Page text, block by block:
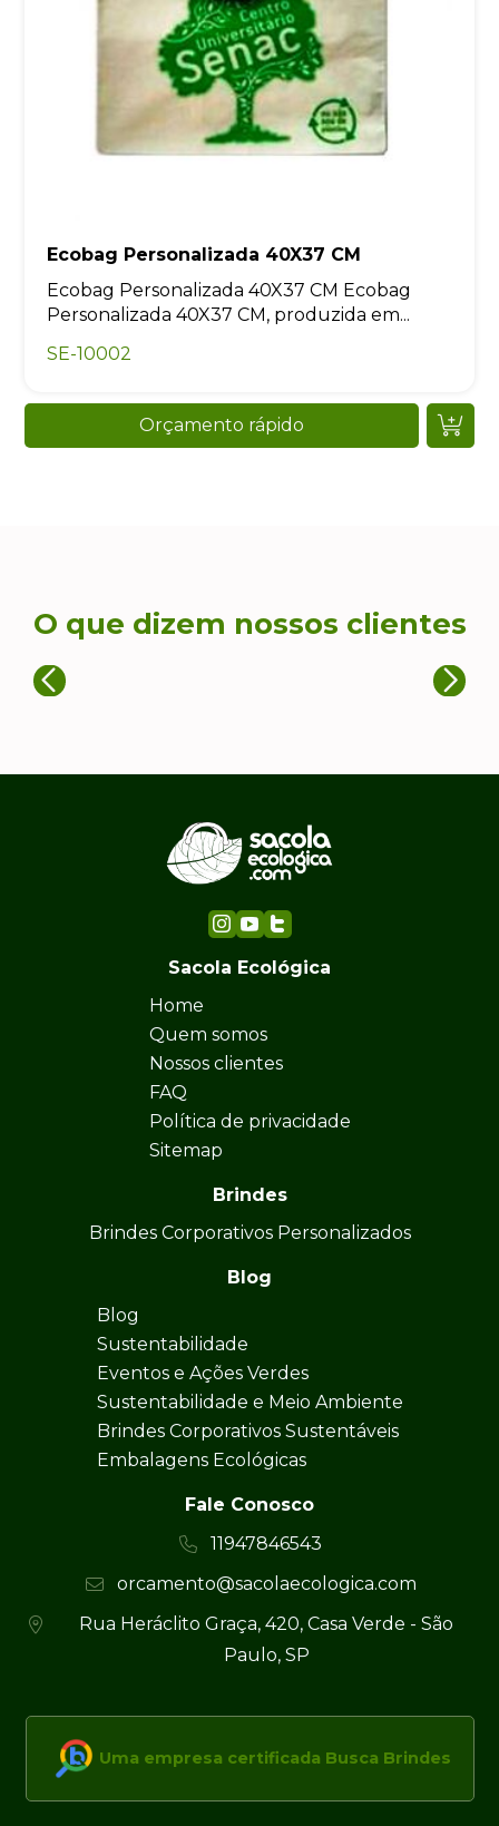
Ecobag Personalizada 40X37 CM
Ecobag Personalizada 40X37 CM Ecobag
Personalizada 40X37 CM, produzida em...
SE-10002
Orçamento rápido
O que dizem nossos clientes
Sacola Ecológica
Home
Quem somos
Nossos clientes
FAQ
Política de privacidade
Sitemap
Brindes
Brindes Corporativos Personalizados
Blog
Blog
Sustentabilidade
Eventos e Ações Verdes
Sustentabilidade e Meio Ambiente
Brindes Corporativos Sustentáveis
Embalagens Ecológicas
Fale Conosco
11947846543
orcamento@sacolaecologica.com
Rua Heráclito Graça, 420, Casa Verde - São
Paulo, SP
Uma empresa certificada Busca Brindes